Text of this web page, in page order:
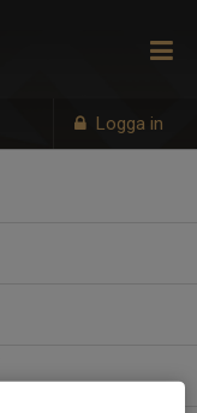
Logga in